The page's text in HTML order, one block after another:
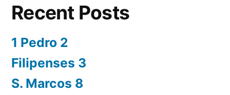
Recent Posts
1 Pedro 2
Filipenses 3
S. Marcos 8